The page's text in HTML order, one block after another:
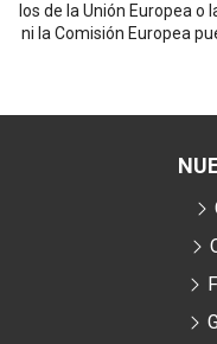
los de la Unión Europea o
ni la Comisión Europea